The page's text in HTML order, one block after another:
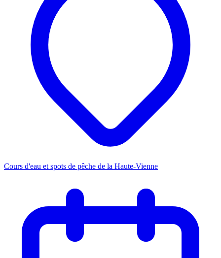
Cours d'eau et spots de pêche de la Haute-Vienne